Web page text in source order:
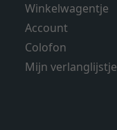
Winkelwagentje
Account
Colofon
Mijn verlanglijstje